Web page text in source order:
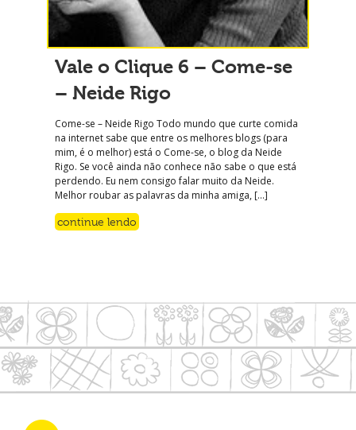
Vale o Clique 6 – Come-se
– Neide Rigo
Come-se – Neide Rigo Todo mundo que curte comida
na internet sabe que entre os melhores blogs (para
mim, é o melhor) está o Come-se, o blog da Neide
Rigo. Se você ainda não conhece não sabe o que está
perdendo. Eu nem consigo falar muito da Neide.
Melhor roubar as palavras da minha amiga, […]
continue lendo